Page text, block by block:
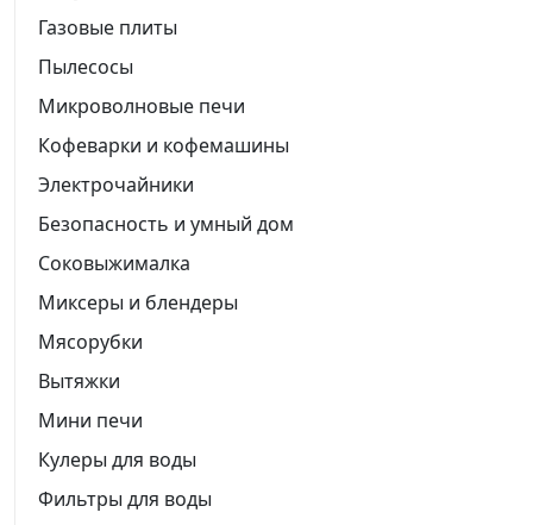
Газовые плиты
Пылесосы
Микроволновые печи
Кофеварки и кофемашины
Электрочайники
Безопасность и умный дом
Соковыжималка
Миксеры и блендеры
Мясорубки
Вытяжки
Мини печи
Кулеры для воды
Фильтры для воды